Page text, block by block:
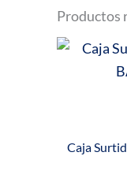
Productos
Caja